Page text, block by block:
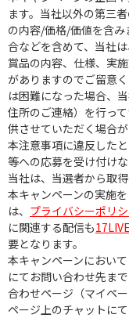
ます。当社以外の第三
の内容/価格/価値を含
合などを含めて、当社
賞品の内容、仕様、実
がありますのでご留意
は困難になった場合、
住所のご連絡）を行っ
供させていただく場合が
本注意事項に違反した
等への応募を受け付け
当社は、当選者から取
本キャンペーンの実施
は、 プライバシーポリ
に関連する配信も
要となります。
本キャンペーンにおい
にてお問い合わせ先ま
合わせページ（マイペ
ページ上のチャットに